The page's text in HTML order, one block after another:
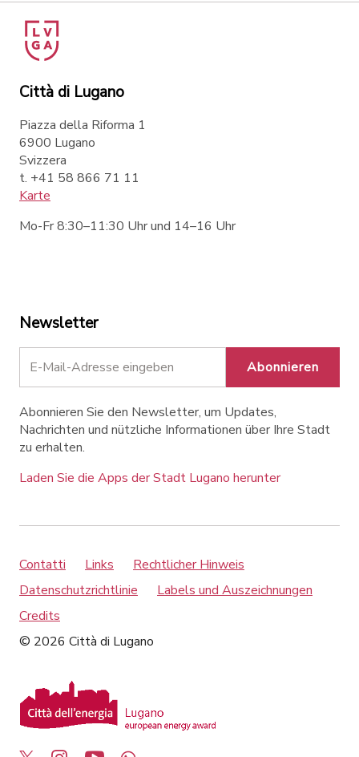
Città di Lugano
Piazza della Riforma 1
6900 Lugano
Svizzera
t. +41 58 866 71 11
Karte
Mo-Fr 8:30–11:30 Uhr und 14–16 Uhr
Newsletter
Abonnieren
Abonnieren Sie den Newsletter, um Updates,
Nachrichten und nützliche Informationen über Ihre Stadt
zu erhalten.
Laden Sie die Apps der Stadt Lugano herunter
Contatti Links
Rechtlicher Hinweis
Datenschutzrichtlinie
Labels und Auszeichnungen
Credits
© 2026 Città di Lugano